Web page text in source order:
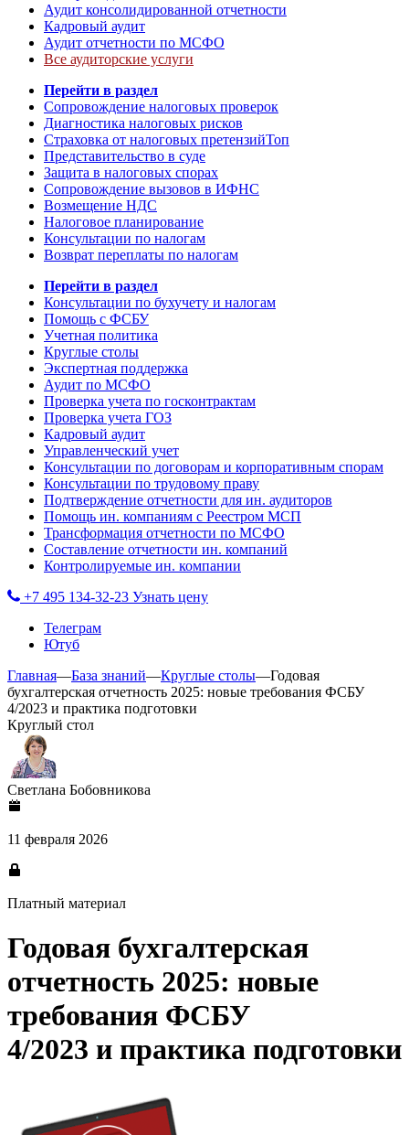
Аудит консолидированной отчетности
Кадровый аудит
Аудит отчетности по МСФО
Все аудиторские услуги
Перейти в раздел
Сопровождение налоговых проверок
Диагностика налоговых рисков
Страховка от налоговых претензийТоп
Представительство в суде
Защита в налоговых спорах
Сопровождение вызовов в ИФНС
Возмещение НДС
Налоговое планирование
Консультации по налогам
Возврат переплаты по налогам
Перейти в раздел
Консультации по бухучету и налогам
Помощь с ФСБУ
Учетная политика
Круглые столы
Экспертная поддержка
Аудит по МСФО
Проверка учета по госконтрактам
Проверка учета ГОЗ
Кадровый аудит
Управленческий учет
Консультации по договорам и корпоративным спорам
Консультации по трудовому праву
Подтверждение отчетности для ин. аудиторов
Помощь ин. компаниям с Реестром МСП
Трансформация отчетности по МСФО
Составление отчетности ин. компаний
Контролируемые ин. компании
+7 495 134-32-23 Узнать цену
Телеграм
Ютуб
Главная—База знаний—Круглые столы—Годовая
бухгалтерская отчетность 2025: новые требования ФСБУ
4/2023 и практика подготовки
Круглый стол
Светлана Бобовникова
11 февраля 2026
Платный материал
Годовая бухгалтерская
отчетность 2025: новые
требования ФСБУ
4/2023 и практика подготовки